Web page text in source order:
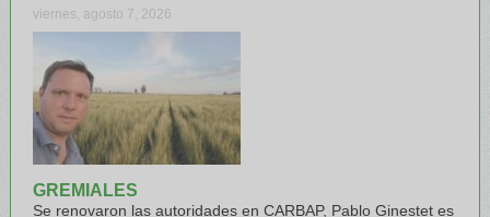
viernes, agosto 7, 2026
GREMIALES
Se renovaron las autoridades en CARBAP, Pablo Ginestet es